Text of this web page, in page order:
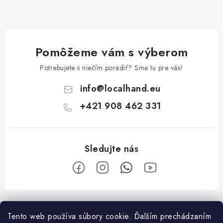
Tento web používa súbory cookie. Ďalším prechádzaním
Pomôžeme vám s výberom
Potrebujete s niečím poradiť? Sme tu pre vás!
info@localhand.eu
+421 908 462 331
Z
á
Facebook